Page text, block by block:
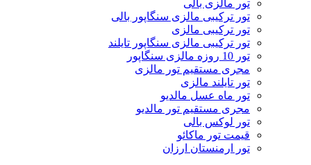
تور مالزی بالی
تور ترکیبی مالزی سنگاپور بالی
تور ترکیبی مالزی
تور ترکیبی مالزی سنگاپور تایلند
تور 10 روزه مالزی سنگاپور
مجری مستقیم تور مالزی
تور تایلند مالزی
تور ماه عسل مالدیو
مجری مستقیم تور مالدیو
تور لوکس بالی
قیمت تور ماکائو
تور ارمنستان ارزان